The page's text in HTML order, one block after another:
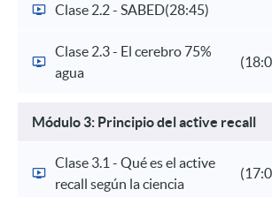
Clase 2.2 - SABED(28:45)
Clase 2.3 - El cerebro 75%
agua
Módulo 3: Principio del active recall
Clase 3.1 - Qué es el active
recall según la ciencia